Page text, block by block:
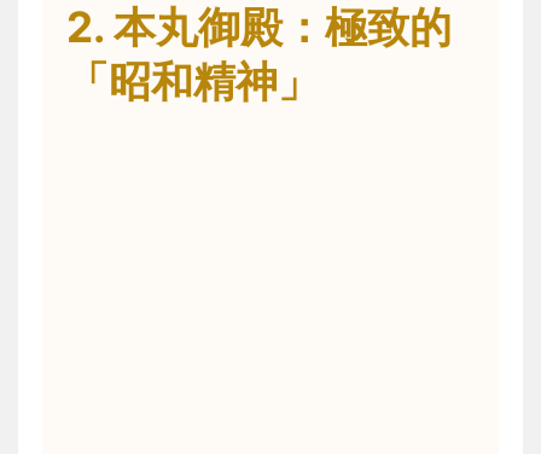
2. 本丸御殿：極致的
「昭和精神」